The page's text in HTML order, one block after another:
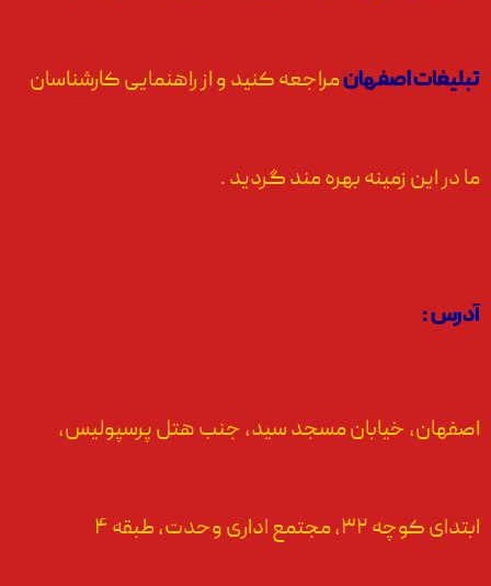
تبلیغات اصفهانمراجعه کنید و از راهنمایی کارشناسان
ما در این زمینه بهره مند گردید .
آدرس :
اصفهان، خیابان مسجد سید، جنب هتل پرسپولیس،
ابتدای کوچه ۳۲، مجتمع اداری وحدت، طبقه ۴